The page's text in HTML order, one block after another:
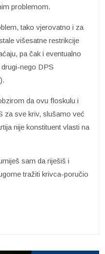
problemom.
tako vjerovatno i za
višesatne restrikcije
pa čak i eventualno
nego DPS
da ovu floskulu i
za sve kriv, slušamo već
nije konstituent vlasti na
sam da riješiš i
tražiti krivca-poručio